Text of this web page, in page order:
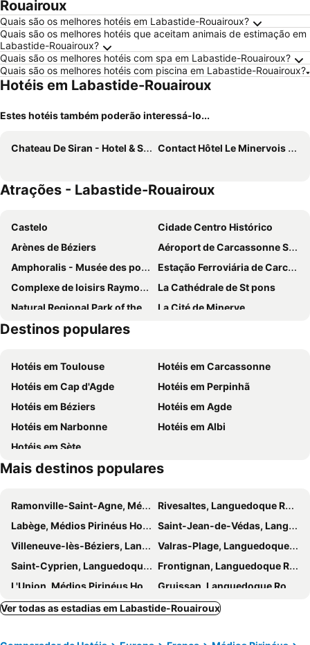
Rouairoux
Quais são os melhores hotéis em Labastide-Rouairoux?
Quais são os melhores hotéis que aceitam animais de estimação em
Labastide-Rouairoux?
Quais são os melhores hotéis com spa em Labastide-Rouairoux?
Quais são os melhores hotéis com piscina em Labastide-Rouairoux?
Hotéis em Labastide-Rouairoux
Estes hotéis também poderão interessá-lo...
Chateau De Siran - Hotel & Spa Contact Hôtel Le Minervois - Hôtel & Restaurant Au nord de Carcassonne
Atrações - Labastide-Rouairoux
Castelo
Cidade Centro Histórico
Arènes de Béziers
Aéroport de Carcassonne Salvaza
Amphoralis - Musée des potiers gallo-romains
Estação Ferroviária de Carcassonne
Complexe de loisirs Raymond Chésa
La Cathédrale de St pons
Natural Regional Park of the High Languedoc
La Cité de Minerve
Castres–Mazamet Airport
Les Lices
Les Halles
Parque Australiano
Cathédrale Saint Nazaire
Eglise de la Madeleine
Destinos populares
Hotéis em Toulouse
Hotéis em Carcassonne
Hotéis em Cap d'Agde
Hotéis em Perpinhã
Hotéis em Béziers
Hotéis em Agde
Hotéis em Narbonne
Hotéis em Albi
Hotéis em Sète
Mais destinos populares
Ramonville-Saint-Agne, Médios Pirinéus Hotéis
Rivesaltes, Languedoque Rossilhão Hotéis
Labège, Médios Pirinéus Hotéis
Saint-Jean-de-Védas, Languedoque Rossilhão Hotéis
Villeneuve-lès-Béziers, Languedoque Rossilhão Hotéis
Valras-Plage, Languedoque Rossilhão Hotéis
Saint-Cyprien, Languedoque Rossilhão Hotéis
Frontignan, Languedoque Rossilhão Hotéis
L'Union, Médios Pirinéus Hotéis
Gruissan, Languedoque Rossilhão Hotéis
Millau, Médios Pirinéus Hotéis
Balaruc-le-Vieux, Languedoque Rossilhão Hotéis
Ver todas as estadias em Labastide-Rouairoux